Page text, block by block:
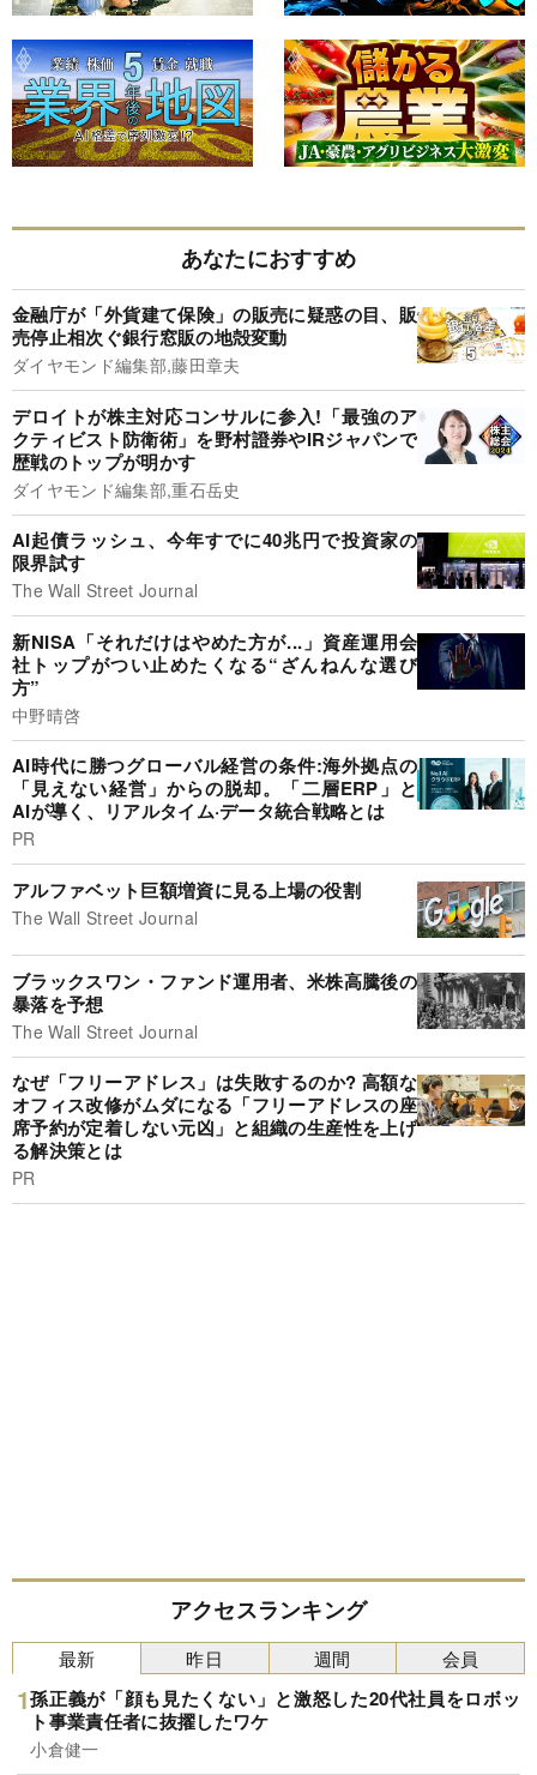
あなたにおすすめ
金融庁が「外貨建て保険」の販売に疑惑の目、販
売停止相次ぐ銀行窓販の地殻変動
ダイヤモンド編集部,藤田章夫
デロイトが株主対応コンサルに参入!「最強のア
クティビスト防衛術」を野村證券やIRジャパンで
歴戦のトップが明かす
ダイヤモンド編集部,重石岳史
AI起債ラッシュ、今年すでに40兆円で投資家の
限界試す
The Wall Street Journal
新NISA「それだけはやめた方が...」資産運用会
社トップがつい止めたくなる“ざんねんな選び
方”
中野晴啓
AI時代に勝つグローバル経営の条件:海外拠点の
「見えない経営」からの脱却。「二層ERP」と
AIが導く、リアルタイム·データ統合戦略とは
PR
アルファベット巨額増資に見る上場の役割
The Wall Street Journal
ブラックスワン・ファンド運用者、米株高騰後の
暴落を予想
The Wall Street Journal
なぜ「フリーアドレス」は失敗するのか? 高額な
オフィス改修がムダになる「フリーアドレスの座
席予約が定着しない元凶」と組織の生産性を上げ
る解決策とは
PR
アクセスランキング
最新
孫正義が「顔も見たくない」と激怒した20代社員をロボッ
ト事業責任者に抜擢したワケ
小倉健一
昨日 週間 会員